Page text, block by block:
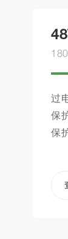
过
保
保